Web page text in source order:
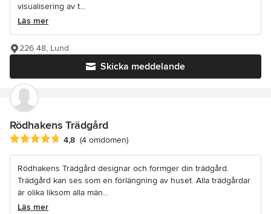
visualisering av t...
Läs mer
Skicka meddelande
226 48, Lund
Rödhakens Trädgård
Genomsnittligt omdöme: 4.8 av 5 stjärnor
4,8 (4 omdömen)
Rödhakens Trädgård designar och formger din trädgård.
Trädgård kan ses som en förlängning av huset. Alla trädgårdar
är olika liksom alla män...
Läs mer